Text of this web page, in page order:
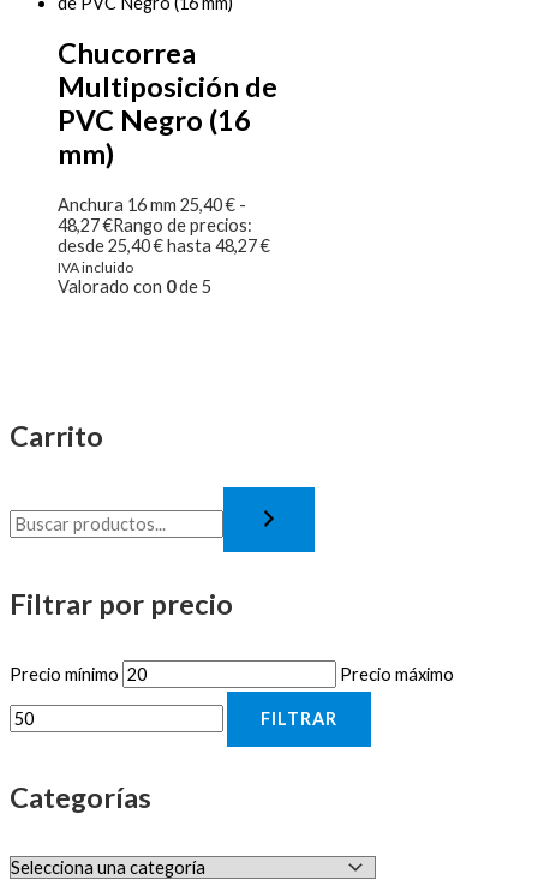
Carrito
Filtrar por precio
Precio mínimo Precio máximo
FILTRAR
Categorías
Chucorrea
Multiposición de
PVC Negro (16
mm)
Anchura 16 mm 25,40€ -
48,27€Rango de precios:
desde 25,40 € hasta 48,27 €
IVA incluido
Valorado con 0de 5